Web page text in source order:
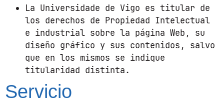
La Universidade de Vigo es titular de
los derechos de Propiedad Intelectual
e industrial sobre la página Web, su
diseño gráfico y sus contenidos, salvo
que en los mismos se indique
titularidad distinta.
Servicio